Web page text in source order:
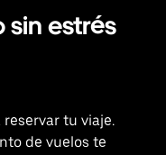
sin estrés
tu viaje.
de vuelos te